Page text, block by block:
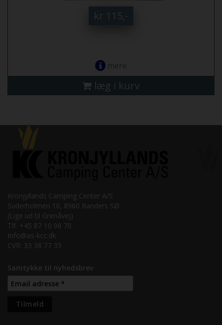
kr 115,-
mere
læg i kurv
Kronjyllands Camping Center A/S
Suderholmen 10, 8960 Randers SØ
(Lige ud til Grenåvej)
Tlf. +45 87 10 98 70
Info@as-kcc.dk
CVR: 33 38 77 33
Samtykke til nyhedsbrev